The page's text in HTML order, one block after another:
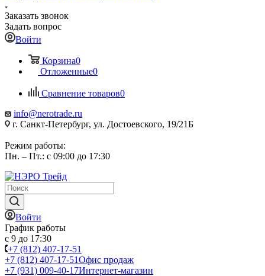
Заказать звонок
Задать вопрос
Войти
Корзина0
Отложенные0
Сравнение товаров0
info@nerotrade.ru
г. Санкт-Петербург, ул. Достоевского, 19/21Б
Режим работы:
Пн. – Пт.: с 09:00 до 17:30
Войти
График работы
с 9 до 17:30
+7 (812) 407-17-51
+7 (812) 407-17-51Офис продаж
+7 (931) 009-40-17Интернет-магазин